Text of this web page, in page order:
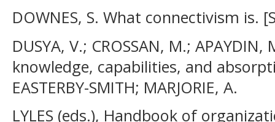
DOWNES, S. What connectivism is.
DUSYA, V.; CROSSAN, M.;
knowledge, capabilities, and
EASTERBY-SMITH; MARJORIE, A.
LYLES (eds.), Handbook of